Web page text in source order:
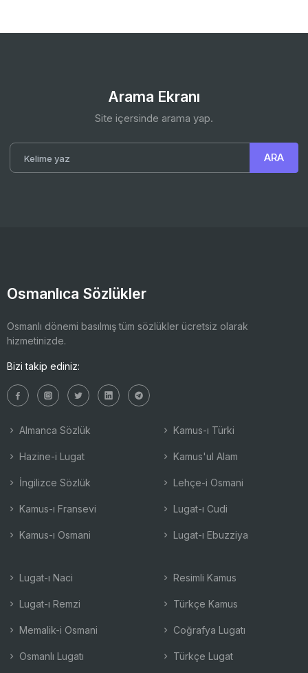
Arama Ekranı
Site içersinde arama yap.
Osmanlıca Sözlükler
Osmanlı dönemi basılmış tüm sözlükler ücretsiz olarak
hizmetinizde.
Bizi takip ediniz:
Almanca Sözlük
Hazine-i Lugat
İngilizce Sözlük
Kamus-ı Fransevi
Kamus-ı Osmani
Kamus-ı Türki
Kamus'ul Alam
Lehçe-i Osmani
Lugat-ı Cudi
Lugat-ı Ebuzziya
Lugat-ı Naci
Lugat-ı Remzi
Memalik-i Osmani
Osmanlı Lugatı
Resimli Kamus
Türkçe Kamus
Coğrafya Lugatı
Türkçe Lugat